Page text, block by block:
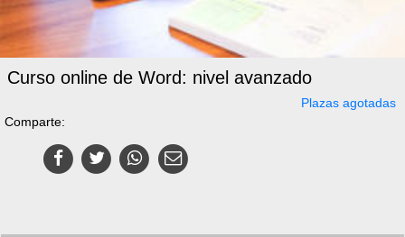
Curso online de Word: nivel avanzado
Plazas agotadas
Comparte: